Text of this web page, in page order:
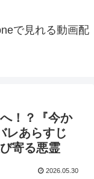
で見れる動画配
！？『今か
レあらすじ
寄る悪霊
2026.05.30